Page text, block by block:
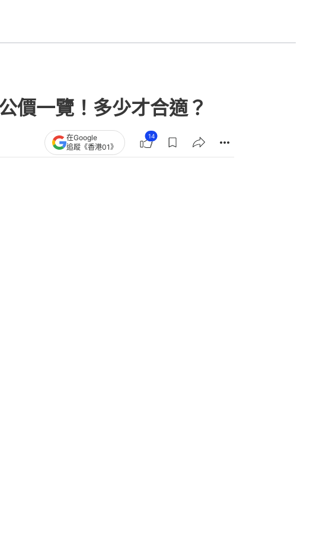
價一覽！多少才合適？
在Google
追蹤《香港01》
14